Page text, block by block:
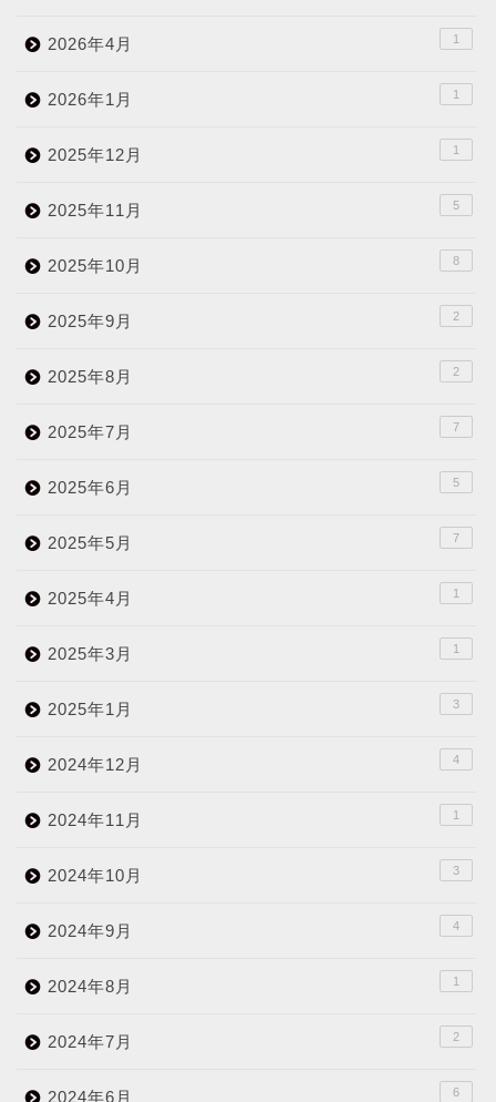
2026年4月 1
2026年1月 1
2025年12月 1
2025年11月 5
2025年10月 8
2025年9月 2
2025年8月 2
2025年7月 7
2025年6月 5
2025年5月 7
2025年4月 1
2025年3月 1
2025年1月 3
2024年12月 4
2024年11月 1
2024年10月 3
2024年9月 4
2024年8月 1
2024年7月 2
2024年6月 6